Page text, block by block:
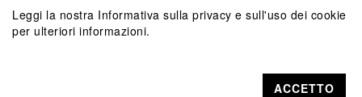
Leggi la nostra Informativa sulla privacy e sull'uso dei cookie
per ulteriori informazioni.
ACCETTO